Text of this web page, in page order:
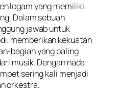
logam yang memiliki
Dalam sebuah
jawab untuk
memberikan kekuatan
bagian yang paling
musik. Dengan nada
sering kali menjadi
orkestra.